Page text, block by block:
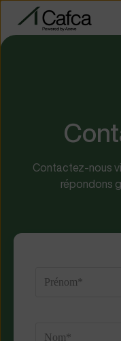
Contactez-nous
répondons